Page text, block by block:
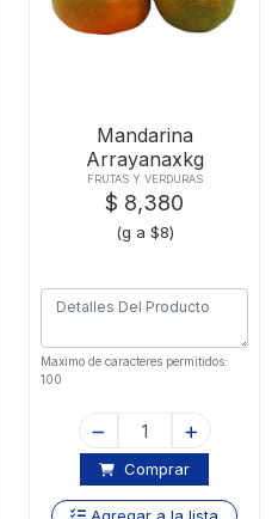
Mandarina
Arrayanaxkg
FRUTAS Y VERDURAS
$ 8,380
(g a $8)
Maximo de caracteres permitidos:
100
Comprar